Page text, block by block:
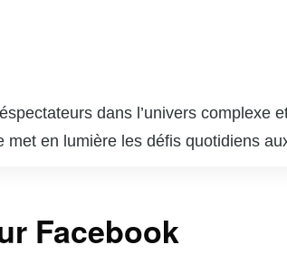
dans l’univers complexe
en lumière les défis quotidiens
son audience en mêlant
culpabilité et de l’innocence, tout en
Facebook